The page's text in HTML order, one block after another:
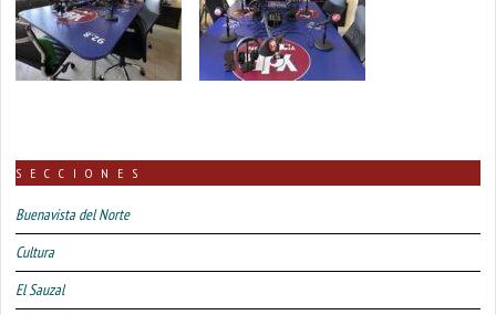
SECCIONES
Buenavista del Norte
Cultura
El Sauzal